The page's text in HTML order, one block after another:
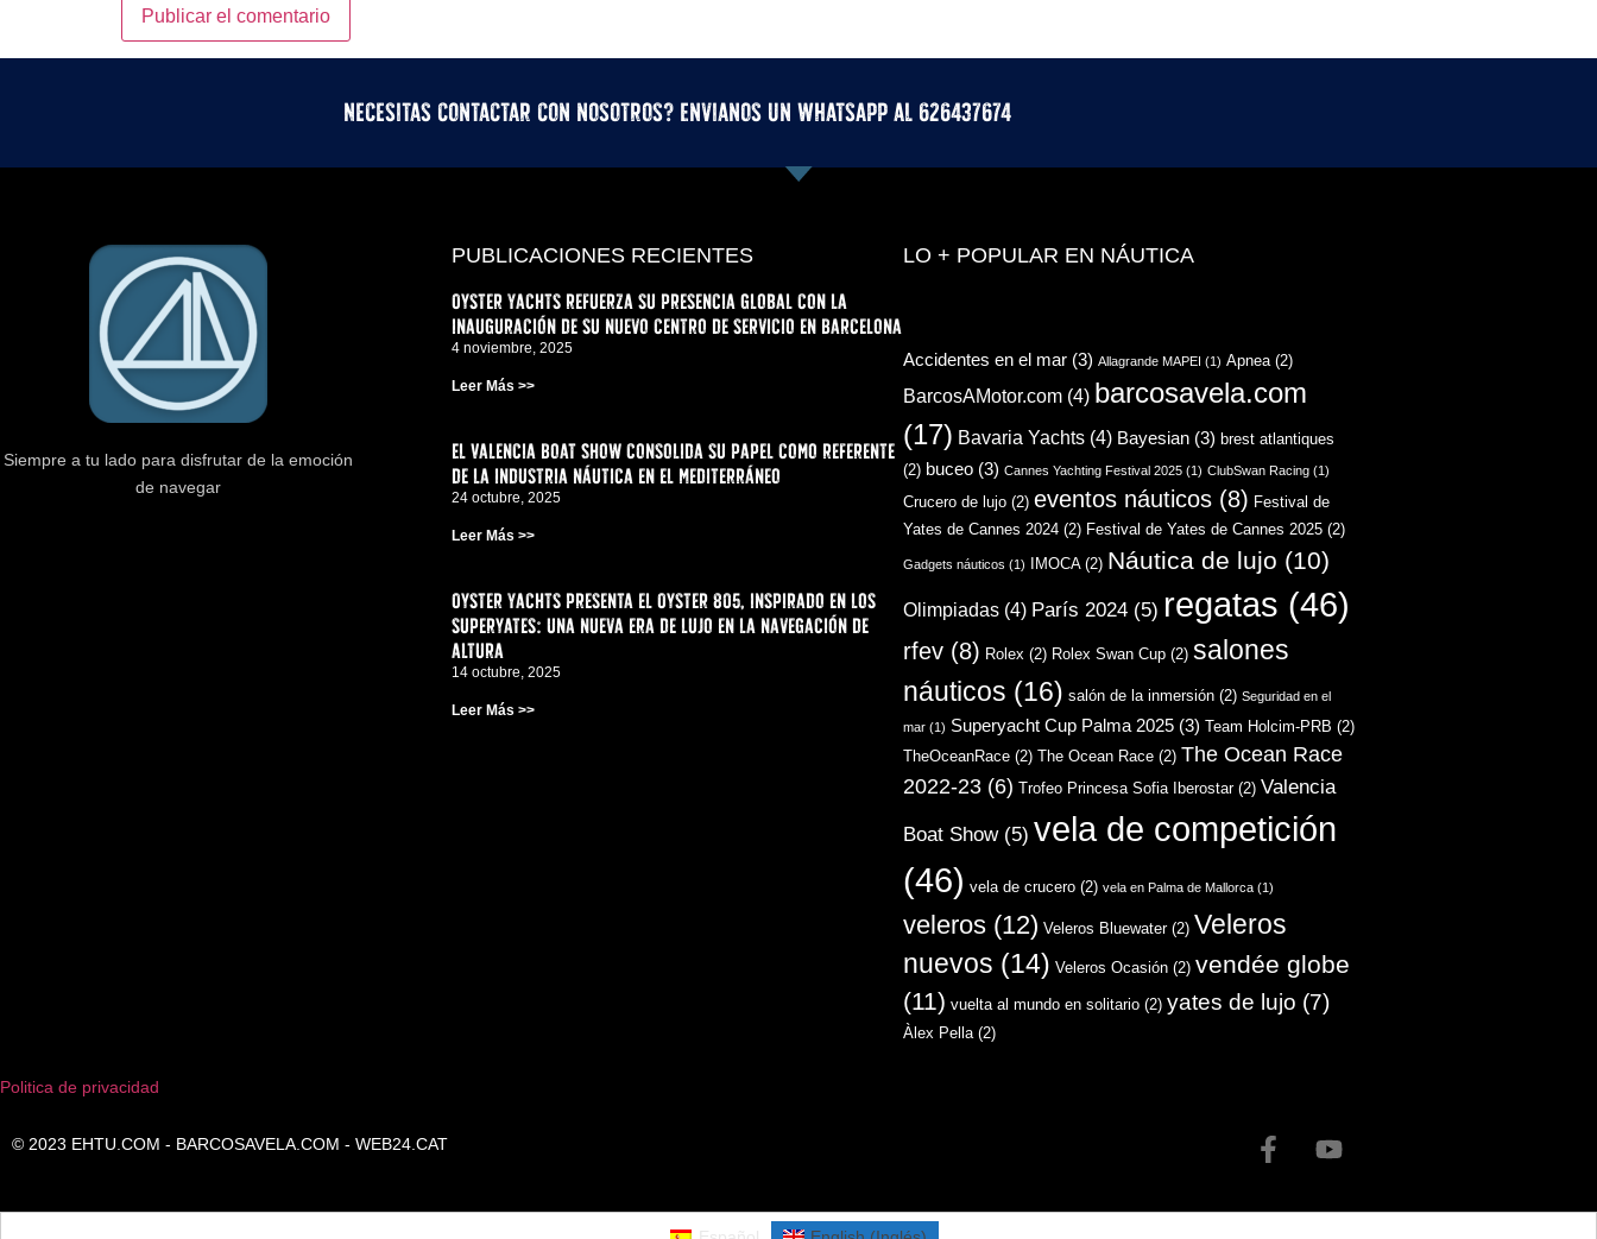
Necesitas contactar con nosotros? Envianos un whatsApp al 626437674
Siempre a tu lado para disfrutar de la emoción
de navegar
PUBLICACIONES RECIENTES
Oyster Yachts refuerza su presencia global con la
inauguración de su nuevo centro de servicio en Barcelona
4 noviembre, 2025
Leer Más >>
El Valencia Boat Show consolida su papel como referente
de la industria náutica en el Mediterráneo
24 octubre, 2025
Leer Más >>
Oyster Yachts presenta el Oyster 805, inspirado en los
superyates: una nueva era de lujo en la navegación de
altura
14 octubre, 2025
Leer Más >>
LO + POPULAR EN NÁUTICA
Accidentes en el mar(3) Allagrande MAPEI (1) Apnea(2)
BarcosAMotor.com(4) barcosavela.com
(17) Bavaria Yachts(4) Bayesian(3) brest atlantiques
(2) buceo(3) Cannes Yachting Festival 2025(1) ClubSwan Racing(1)
Crucero de lujo(2) eventos náuticos(8) Festival de
Yates de Cannes 2024(2) Festival de Yates de Cannes 2025(2)
Gadgets náuticos (1) IMOCA(2) Náutica de lujo (10)
Olimpiadas(4) París 2024(5) regatas (46)
rfev(8) Rolex(2) Rolex Swan Cup(2) salones
náuticos (16) salón de la inmersión(2) Seguridad en el
mar(1) Superyacht Cup Palma 2025(3) Team Holcim-PRB (2)
TheOceanRace(2) The Ocean Race(2) The Ocean Race
2022-23(6) Trofeo Princesa Sofia Iberostar(2) Valencia
Boat Show(5) vela de competición
(46) vela de crucero(2) vela en Palma de Mallorca(1)
veleros(12) Veleros Bluewater(2) Veleros
nuevos (14) Veleros Ocasión(2) vendée globe
(11) vuelta al mundo en solitario(2) yates de lujo (7)
Àlex Pella(2)
Politica de privacidad
© 2023 EHTU.COM - BARCOSAVELA.COM - WEB24.CAT